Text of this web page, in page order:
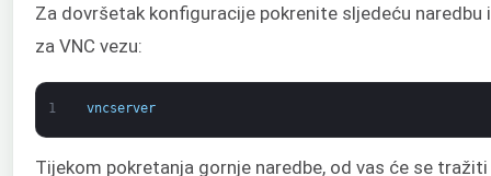
Za dovršetak konfiguracije pokrenite sljedeću
za VNC vezu:
1 vncserver
Tijekom pokretanja gornje naredbe, od vas će se